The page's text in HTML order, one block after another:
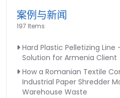
案例与新闻
197 Items
Hard Plastic Pelletizing
Solution for Armenia Client
How a Romanian Textile
Industrial Paper Shredder
Warehouse Waste